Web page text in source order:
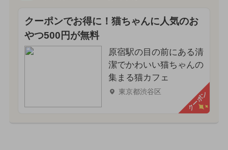
クーポンでお得に！猫ちゃんに人気のお
やつ500円が無料
原宿駅の目の前にある清
潔でかわいい猫ちゃんの
集まる猫カフェ
東京都渋谷区 クーポン